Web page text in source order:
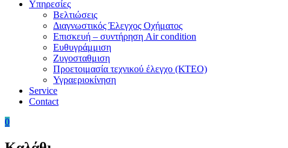
Αυτοκινήτων
Ευθυγράμμιση
Ζυγοσταθμιση
–
Αυτοκινήτων
Υπηρεσίες
Βελτιώσεις
Διαγνωστικός Έλεγχος Οχήματος
Επισκευή – συντήρηση Air condition
Ευθυγράμμιση
Ζυγοσταθμιση
Προετοιμασία τεχνικού έλεγχο (ΚΤΕΟ)
Υγραεριοκίνηση
Service
Contact
0